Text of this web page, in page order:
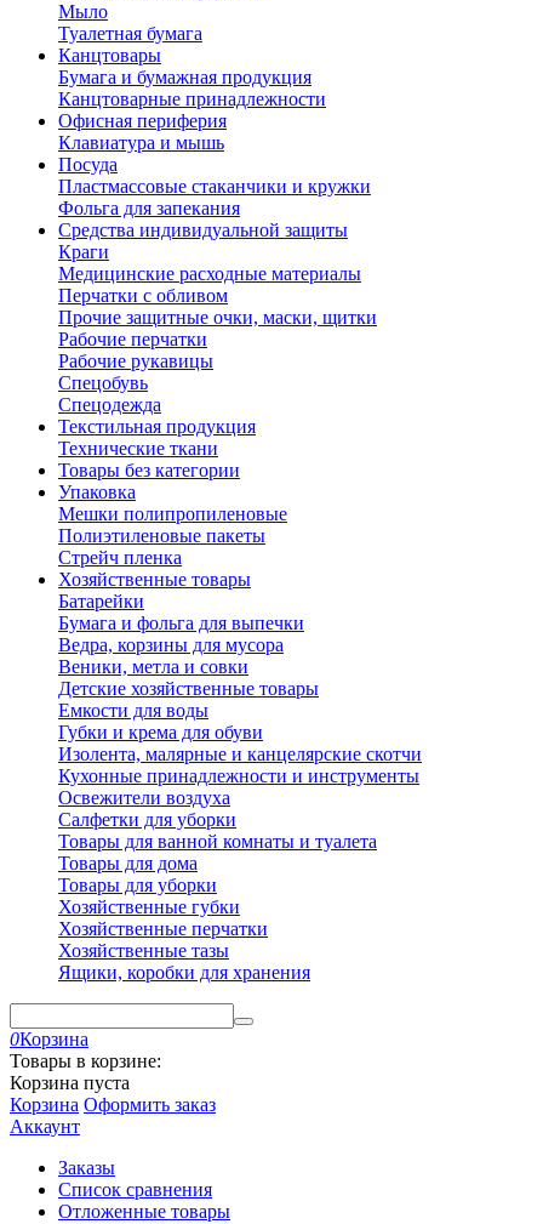
Мыло
Туалетная бумага
Канцтовары
Бумага и бумажная продукция
Канцтоварные принадлежности
Офисная периферия
Клавиатура и мышь
Посуда
Пластмассовые стаканчики и кружки
Фольга для запекания
Средства индивидуальной защиты
Краги
Медицинские расходные материалы
Перчатки с обливом
Прочие защитные очки, маски, щитки
Рабочие перчатки
Рабочие рукавицы
Спецобувь
Спецодежда
Текстильная продукция
Технические ткани
Товары без категории
Упаковка
Мешки полипропиленовые
Полиэтиленовые пакеты
Стрейч пленка
Хозяйственные товары
Батарейки
Бумага и фольга для выпечки
Ведра, корзины для мусора
Веники, метла и совки
Детские хозяйственные товары
Емкости для воды
Губки и крема для обуви
Изолента, малярные и канцелярские скотчи
Кухонные принадлежности и инструменты
Освежители воздуха
Салфетки для уборки
Товары для ванной комнаты и туалета
Товары для дома
Товары для уборки
Хозяйственные губки
Хозяйственные перчатки
Хозяйственные тазы
Ящики, коробки для хранения
0Корзина
Товары в корзине:
Корзина пуста
Корзина Оформить заказ
Аккаунт
Заказы
Список сравнения
Отложенные товары